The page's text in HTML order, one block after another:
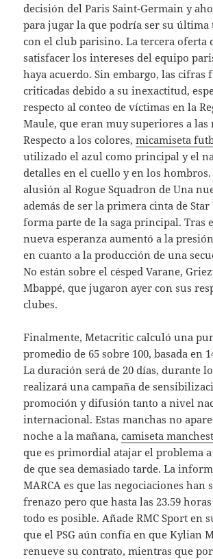
decisión del Paris Saint-Germain y
para jugar la que podría ser su última
con el club parisino. La tercera oferta
satisfacer los intereses del equipo
haya acuerdo. Sin embargo, las cifras
criticadas debido a su inexactitud,
respecto al conteo de víctimas en la
Maule, que eran muy superiores a las
Respecto a los colores,micamiseta
utilizado el azul como principal y el
detalles en el cuello y en los
alusión al Rogue Squadron de Una
además de ser la primera cinta de
forma parte de la saga principal. Tras
nueva esperanza aumentó a la
en cuanto a la producción de una
No están sobre el césped Varane,
Mbappé, que jugaron ayer con sus
clubes.
Finalmente, Metacritic calculó una
promedio de 65 sobre 100, basada en
La duración será de 20 días, durante
realizará una campaña de
promoción y difusión tanto a nivel
internacional. Estas manchas no
noche a la mañana,camiseta
que es primordial atajar el problema
de que sea demasiado tarde. La
MARCA es que las negociaciones
frenazo pero que hasta las 23.59
todo es posible. Añade RMC Sport en
que el PSG aún confía en que Kylian
renueve su contrato, mientras que